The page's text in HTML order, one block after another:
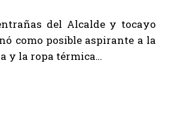
del Alcalde y tocayo
como posible aspirante a la
y la ropa térmica…